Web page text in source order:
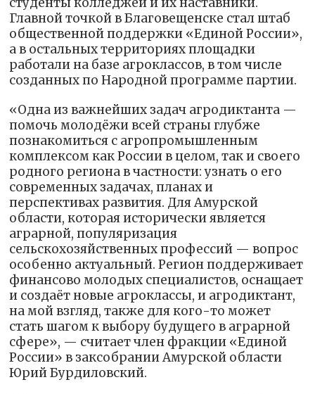
Главной точкой в Благовещенске стал штаб
общественной поддержки «Единой России»,
а в остальных территориях площадки
работали на базе агроклассов, в том числе
созданных по Народной программе партии.
«Одна из важнейших задач агродиктанта —
помочь молодёжи всей страны глубже
познакомиться с агропромышленным
комплексом как России в целом, так и своего
родного региона в частности: узнать о его
современных задачах, планах и
перспективах развития. Для Амурской
области, которая исторически является
аграрной, популяризация
сельскохозяйственных профессий — вопрос
особенно актуальный. Регион поддерживает
финансово молодых специалистов, оснащает
и создаёт новые агроклассы, и агродиктант,
на мой взгляд, также для кого-то может
стать шагом к выбору будущего в аграрной
сфере», — считает член фракции «Единой
России» в заксобрании Амурской области
Юрий Бурдиловский.